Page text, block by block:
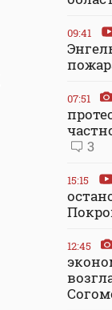
09:41
07:51
3
15:15
12:45